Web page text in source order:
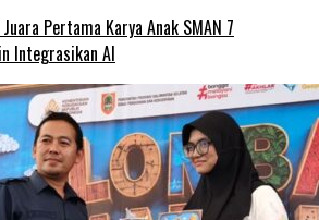
Pertama Karya Anak SMAN 7
Integrasikan AI